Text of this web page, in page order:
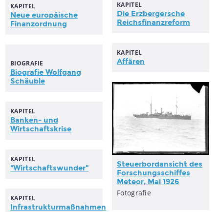
KAPITEL
Die Erzbergersche
Reichsfinanzreform
KAPITEL
Neue europäische
Finanzordnung
KAPITEL
Affären
BIOGRAFIE
Biografie Wolfgang
Schäuble
Steuerbordansicht des
Forschungsschiffes
Meteor, Mai 1926
Fotografie
KAPITEL
Banken- und
Wirtschaftskrise
KAPITEL
"Wirtschaftswunder"
KAPITEL
Infrastrukturmaßnahmen